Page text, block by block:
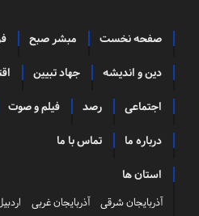
صفحه نخست مبشر صبح
دین و اندیشه جهاد تبیین
اجتماعی رصد فیلم و صوت
درباره ما تماس با ما
استان ها
آذربایجان شرقی آذربایجان غربی